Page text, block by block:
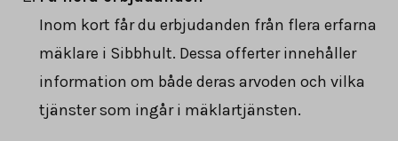
Inom kort får du erbjudanden från flera erfarna
mäklare i Sibbhult. Dessa offerter innehåller
information om både deras arvoden och vilka
tjänster som ingår i mäklartjänsten.